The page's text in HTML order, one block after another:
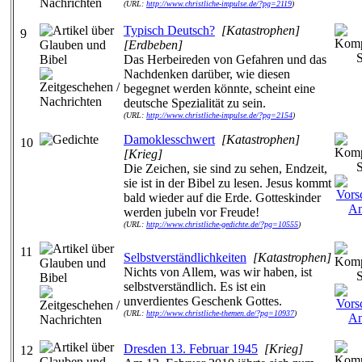
(URL: http://www.christliche-impulse.de/?pg=2119)
9 Typisch Deutsch? [Katastrophen]
[Erdbeben]
Das Herbeireden von Gefahren und das
Nachdenken darüber, wie diesen
begegnet werden könnte, scheint eine
deutsche Spezialität zu sein.
(URL: http://www.christliche-impulse.de/?pg=2154)
10 Damoklesschwert [Katastrophen]
[Krieg]
Die Zeichen, sie sind zu sehen, Endzeit,
sie ist in der Bibel zu lesen. Jesus kommt
bald wieder auf die Erde. Gotteskinder
werden jubeln vor Freude!
(URL: http://www.christliche-gedichte.de/?pg=10555)
11 Selbstverständlichkeiten [Katastrophen]
Nichts von Allem, was wir haben, ist
selbstverständlich. Es ist ein
unverdientes Geschenk Gottes.
(URL: http://www.christliche-themen.de/?pg=10937)
12 Dresden 13. Februar 1945 [Krieg]